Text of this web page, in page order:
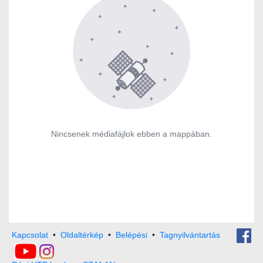
Nincsenek médiafájlok ebben a mappában.
Kapcsolat • Oldaltérkép • Belépési • Tagnyilvántartás